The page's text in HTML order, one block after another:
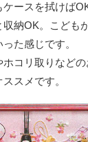
ケースを拭けば
納OK。こども
た感じです。
コリ取りなど
スメです。